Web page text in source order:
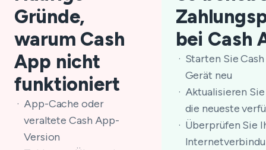
Gründe,
warum Cash
App nicht
funktioniert
App-Cache oder
veraltete Cash App-
Version
bei Cash
Starten Sie
Gerät neu
Aktualisieren
die neueste
Überprüfen Sie